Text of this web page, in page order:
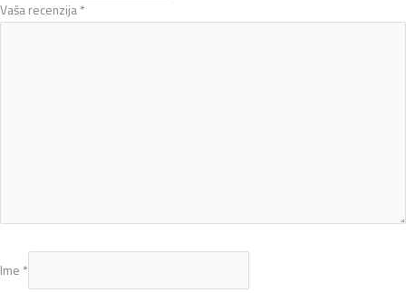
Vaša recenzija *
Ime *